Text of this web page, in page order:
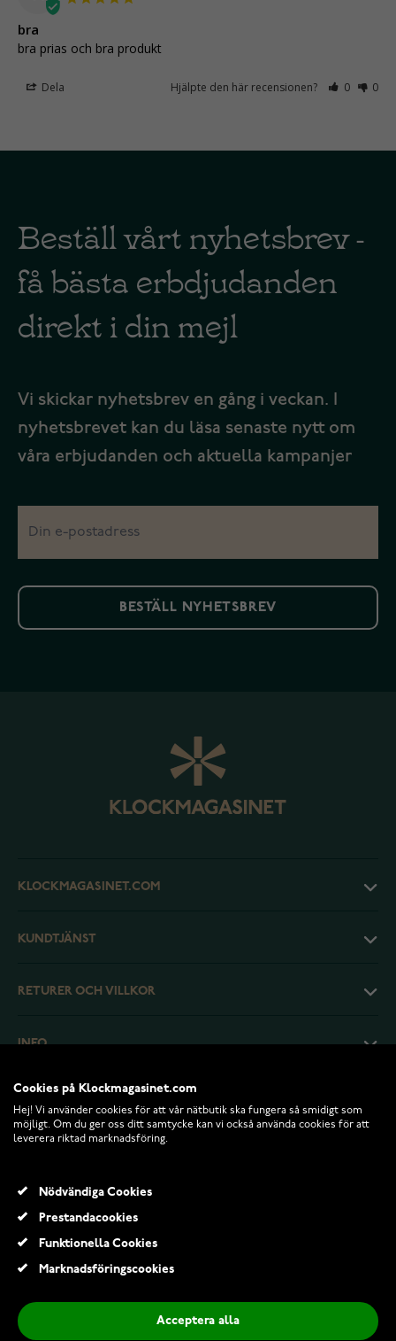
bra
bra prias och bra produkt
Dela Hjälpte den här recensionen? 0 0
Beställ vårt nyhetsbrev -
få bästa erbdjudanden
direkt i din mejl
Vi skickar nyhetsbrev en gång i veckan. I
nyhetsbrevet kan du läsa senaste nytt om
våra erbjudanden och aktuella kampanjer
BESTÄLL NYHETSBREV
KLOCKMAGASINET.COM
KUNDTJÄNST
RETURER OCH VILLKOR
INFO
3 289,00 Kr
Cookies på Klockmagasinet.com
Hej! Vi använder cookies för att vår nätbutik ska fungera så smidigt som
möjligt. Om du ger oss ditt samtycke kan vi också använda cookies för att
leverera riktad marknadsföring.
Nödvändiga Cookies
Prestandacookies
Funktionella Cookies
Marknadsföringscookies
Acceptera alla